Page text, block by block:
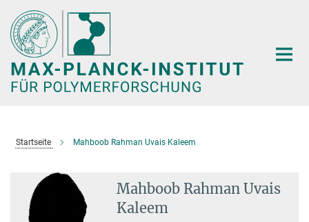
Hauptinhalt
Startseite Mahboob Rahman Uvais Kaleem
Mahboob Rahman Uvais
Kaleem